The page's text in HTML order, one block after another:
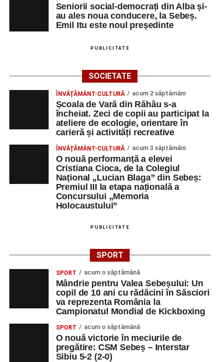
Seniorii social-democrați din Alba și-
au ales noua conducere, la Sebeș.
Emil Itu este noul președinte
PUBLICITATE
SOCIETATE
ÎNVĂȚĂMÂNT-CULTURĂ acum 2 săptămâni
Școala de Vară din Răhău s-a
încheiat. Zeci de copii au participat la
ateliere de ecologie, orientare în
carieră și activități recreative
ÎNVĂȚĂMÂNT-CULTURĂ acum 3 săptămâni
O nouă performanță a elevei
Cristiana Cioca, de la Colegiul
Național „Lucian Blaga” din Sebeș:
Premiul III la etapa națională a
Concursului „Memoria
Holocaustului”
PUBLICITATE
SPORT
SPORT acum o săptămână
Mândrie pentru Valea Sebeșului: Un
copil de 10 ani cu rădăcini în Săsciori
va reprezenta România la
Campionatul Mondial de Kickboxing
SPORT acum o săptămână
O nouă victorie în meciurile de
pregătire: CSM Sebeș – Interstar
Sibiu 5-2 (2-0)